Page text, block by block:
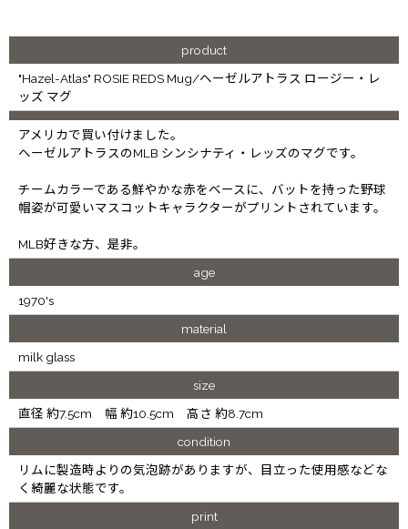
product
"Hazel-Atlas" ROSIE REDS Mug/ヘーゼルアトラス ロージー・レ
ッズ マグ
アメリカで買い付けました。
ヘーゼルアトラスのMLB シンシナティ・レッズのマグです。
チームカラーである鮮やかな赤をベースに、バットを持った野球
帽姿が可愛いマスコットキャラクターがプリントされています。
MLB好きな方、是非。
age
1970's
material
milk glass
size
直径 約7.5cm 幅 約10.5cm 高さ 約8.7cm
condition
リムに製造時よりの気泡跡がありますが、目立った使用感などな
く綺麗な状態です。
print